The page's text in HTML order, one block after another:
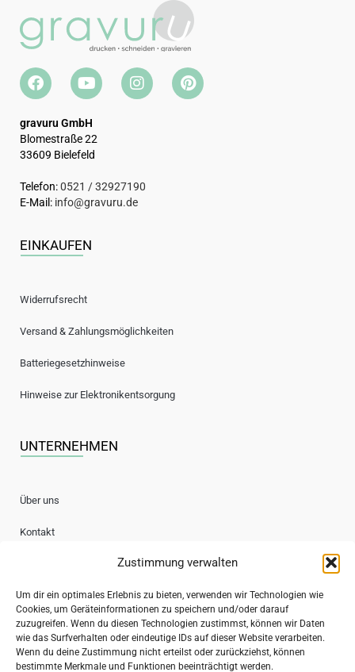
Zustimmung verwalten
Um dir ein optimales Erlebnis zu bieten, verwenden wir Technologien wie
Cookies, um Geräteinformationen zu speichern und/oder darauf
zuzugreifen. Wenn du diesen Technologien zustimmst, können wir Daten
wie das Surfverhalten oder eindeutige IDs auf dieser Website verarbeiten.
Wenn du deine Zustimmung nicht erteilst oder zurückziehst, können
bestimmte Merkmale und Funktionen beeinträchtigt werden.
gravuru GmbH
Blomestraße 22
33609 Bielefeld
Telefon:0521 / 32927190
E-Mail: info@gravuru.de
EINKAUFEN
Widerrufsrecht
Versand & Zahlungsmöglichkeiten
Batteriegesetzhinweise
Hinweise zur Elektronikentsorgung
UNTERNEHMEN
Über uns
Kontakt
Jobs / Stellenanzeigen
Sichere Bezahlung